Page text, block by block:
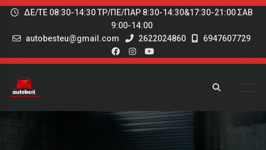
ΔΕ/ΤΕ 08:30-14:30 ΤΡ/ΠΕ/ΠΑΡ 8:30-14:30&17:30-21:00 ΣΑΒ
9:00-14:00
autobesteu@gmail.com
2622024860 6947607729